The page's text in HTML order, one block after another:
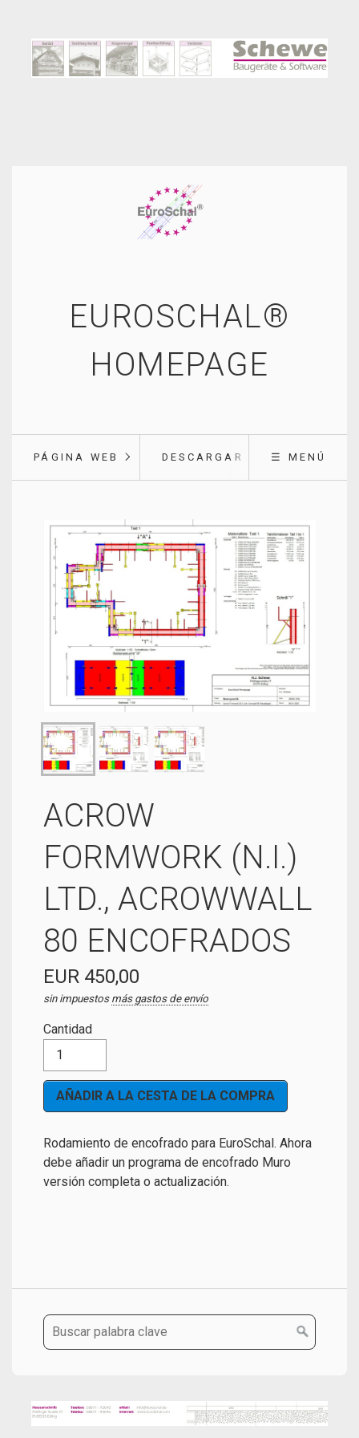
EUROSCHAL®
HOMEPAGE
PÁGINA WEB DESCARGAR ☰ MENÚ
ACROW
FORMWORK (N.I.)
LTD., ACROWWALL
80 ENCOFRADOS
EUR 450,00
sin impuestos más gastos de envío
Cantidad
Rodamiento de encofrado para EuroSchal. Ahora
debe añadir un programa de encofrado Muro
versión completa o actualización.